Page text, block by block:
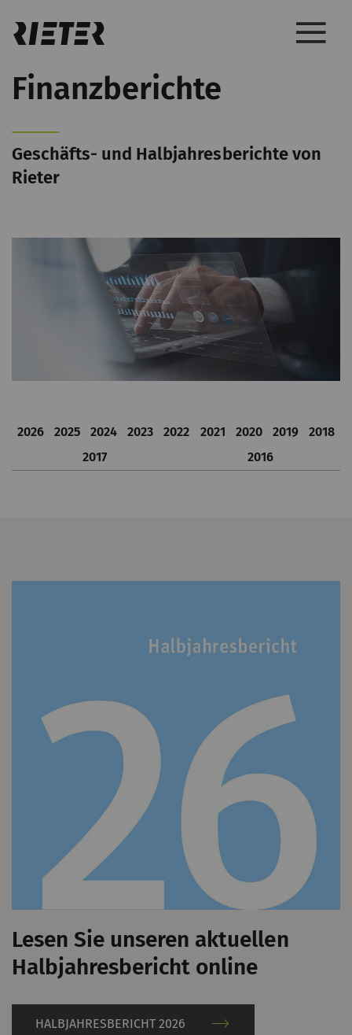
Finanzberichte
Geschäfts- und Halbjahresberichte von
Rieter
2026 2025 2024 2023 2022 2021 2020 2019
2018
2017
2016
Lesen Sie unseren aktuellen
Halbjahresbericht online
HALBJAHRESBERICHT 2026